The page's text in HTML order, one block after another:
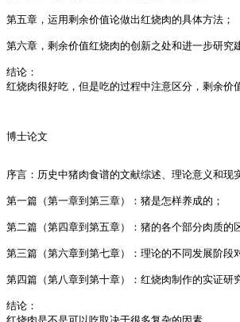
第五章，运用剩余价值论做出红烧肉的具体方法；
第六章，剩余价值红烧肉的创新之处和进一步研究
结论：
红烧肉很好吃，但是吃的过程中注意区分，剩余
博士论文
序言：历史中猪肉食谱的文献综述、理论意义和现
第一篇（第一章到第三章）：猪是怎样养成的；
第二篇（第四章到第五章）：猪的各个部分肉质的
第三篇（第六章到第七章）：理论的不同发展阶段
第四篇（第八章到第十章）：红烧肉制作的实证研
结论：